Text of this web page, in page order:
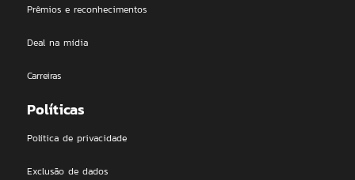
Prêmios e reconhecimentos
Deal na mídia
Carreiras
Políticas
Política de privacidade
Exclusão de dados